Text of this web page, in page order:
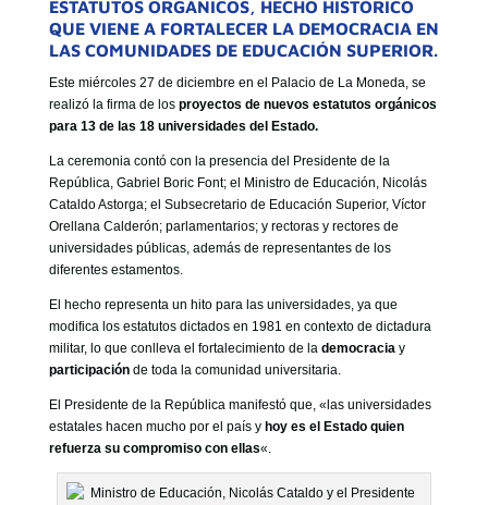
GOBIERNO CORPORATIVO
NUESTRO EQUIPO
ESTATUTOS ORGÁNICOS, HECHO HISTÓRICO
QUE VIENE A FORTALECER LA DEMOCRACIA EN
LAS COMUNIDADES DE EDUCACIÓN SUPERIOR.
Este miércoles 27 de diciembre en el Palacio de La Moneda, se
realizó la firma de los proyectos de nuevos estatutos orgánicos
para 13 de las 18 universidades del Estado.
La ceremonia contó con la presencia del Presidente de la
República, Gabriel Boric Font; el Ministro de Educación, Nicolás
Cataldo Astorga; el Subsecretario de Educación Superior, Víctor
Orellana Calderón; parlamentarios; y rectoras y rectores de
universidades públicas, además de representantes de los
diferentes estamentos.
El hecho representa un hito para las universidades, ya que
modifica los estatutos dictados en 1981 en contexto de dictadura
militar, lo que conlleva el fortalecimiento de la democraciay
participaciónde toda la comunidad universitaria.
El Presidente de la República manifestó que, «las universidades
estatales hacen mucho por el país y hoy es el Estado quien
refuerza su compromiso con ellas«.